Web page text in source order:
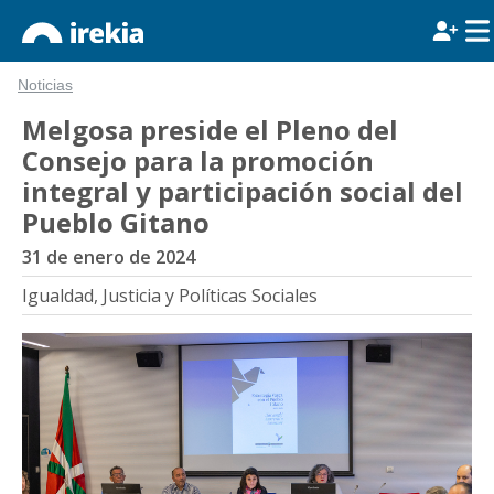
Noticias
Melgosa preside el Pleno del
Consejo para la promoción
integral y participación social del
Pueblo Gitano
31 de enero de 2024
Igualdad, Justicia y Políticas Sociales